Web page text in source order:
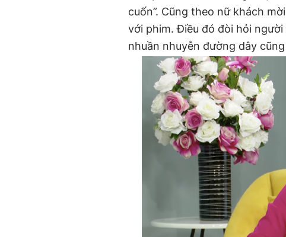
cuốn”. Cũng theo nữ khách
với phim. Điều đó đòi hỏi
nhuần nhuyễn đường dây